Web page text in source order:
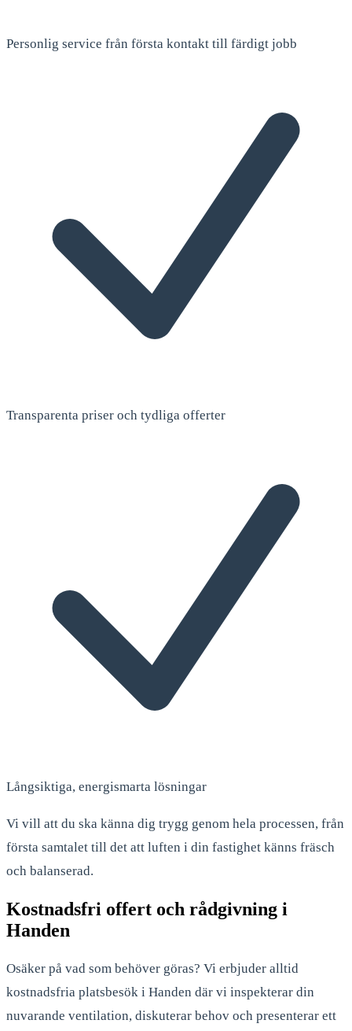
Personlig service från första kontakt till färdigt jobb
Transparenta priser och tydliga offerter
Långsiktiga, energismarta lösningar
Vi vill att du ska känna dig trygg genom hela processen, från
första samtalet till det att luften i din fastighet känns fräsch
och balanserad.
Kostnadsfri offert och rådgivning i
Handen
Osäker på vad som behöver göras? Vi erbjuder alltid
kostnadsfria platsbesök i Handen där vi inspekterar din
nuvarande ventilation, diskuterar behov och presenterar ett